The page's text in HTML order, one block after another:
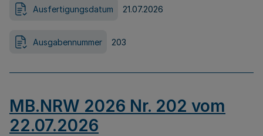
Ausfertigungsdatum 21.07.2026
Ausgabennummer 203
MB.NRW 2026 Nr. 202 vom
22.07.2026